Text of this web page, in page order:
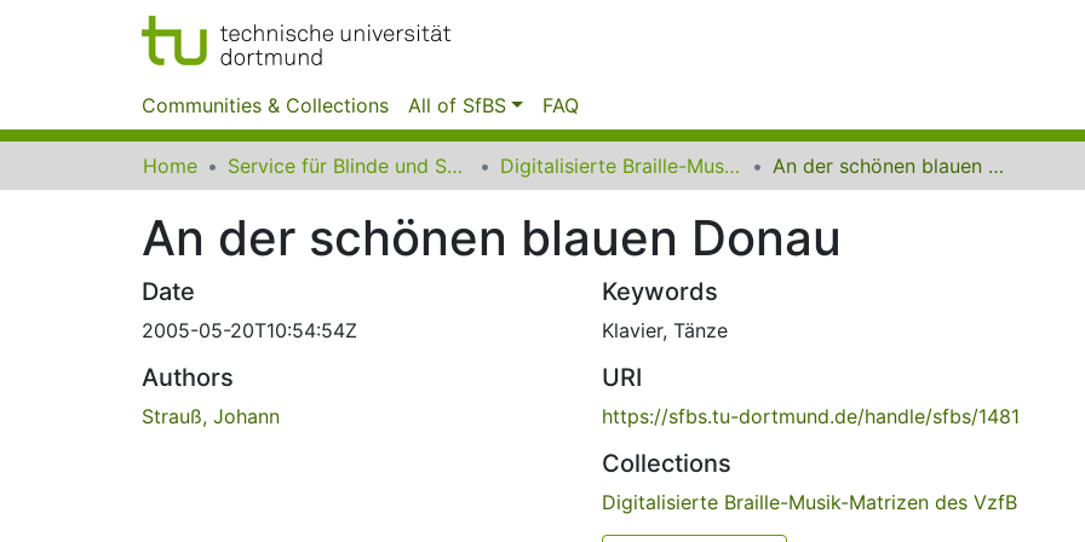
Communities & Collections All of SfBS FAQ
Home Service für Blinde und Sehbehinderte der UB Dortmund Digitalisierte Braille-Musik-Matrizen des VzfB An der schönen blauen Donau
An der schönen blauen Donau
Date
2005-05-20T10:54:54Z
Authors
Strauß, Johann
Keywords
Klavier, Tänze
URI
https://sfbs.tu-dortmund.de/handle/sfbs/1481
Collections
Digitalisierte Braille-Musik-Matrizen des VzfB